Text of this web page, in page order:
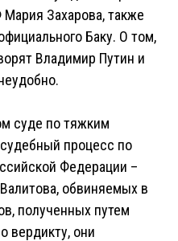
Захарова, также
Баку. О том,
Владимир Путин и
суде по тяжким
процесс по
Федерации –
обвиняемых в
полученных путем
вердикту, они